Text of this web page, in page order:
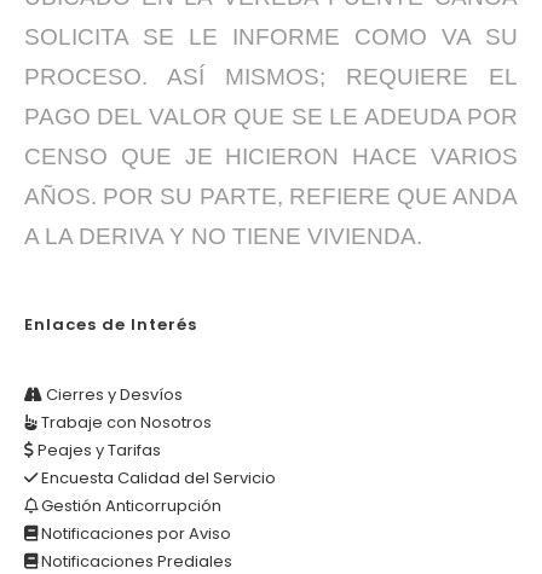
SOLICITA SE LE INFORME COMO VA SU
PROCESO. ASÍ MISMOS; REQUIERE EL
PAGO DEL VALOR QUE SE LE ADEUDA POR
CENSO QUE JE HICIERON HACE VARIOS
AÑOS. POR SU PARTE, REFIERE QUE ANDA
A LA DERIVA Y NO TIENE VIVIENDA.
Enlaces de Interés
Cierres y Desvíos
Trabaje con Nosotros
Peajes y Tarifas
Encuesta Calidad del Servicio
Gestión Anticorrupción
Notificaciones por Aviso
Notificaciones Prediales